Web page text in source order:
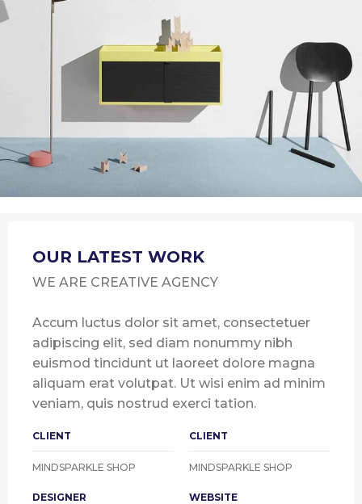
OUR LATEST WORK
WE ARE CREATIVE AGENCY
Accum luctus dolor sit amet, consectetuer
adipiscing elit, sed diam nonummy nibh
euismod tincidunt ut laoreet dolore magna
aliquam erat volutpat. Ut wisi enim ad minim
veniam, quis nostrud exerci tation.
CLIENT
MINDSPARKLE SHOP
CLIENT
MINDSPARKLE SHOP
DESIGNER WEBSITE